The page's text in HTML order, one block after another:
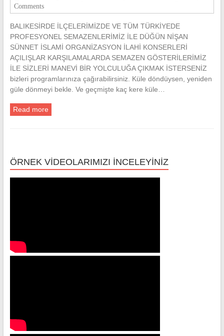
Comments
BALIKESİRDE İLÇELERİMİZDE VE TÜM TÜRKİYEDE
PROFESYONEL SEMAZENLERİMİZ İLE DÜĞÜN NİŞAN
SÜNNET İSLAMİ ORGANİZASYON İLAHİ KONSERLERİ
AÇILIŞLAR KARŞILAMALARDA SEMAZEN GÖSTERİLERİMİZ
İLE SİZLERİ MANEVİ BİR YOLCULUĞA ÇIKMAK İSTERSENİZ
bizleri programlarınıza çağırabilirsiniz. Küle döndüysen, yeniden
güle dönmeyi bekle. Ve geçmişte kaç kere küle…
Read more
ÖRNEK VİDEOLARIMIZI İNCELEYİNİZ